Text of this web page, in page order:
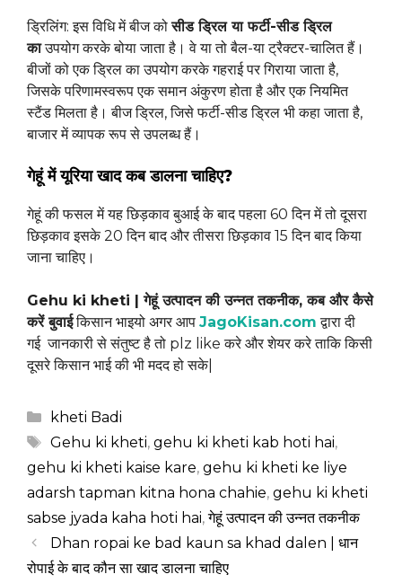
ड्रिलिंग: इस विधि में बीज कोसीड ड्रिल या फर्टी-सीड ड्रिल
काउपयोग करके बोया जाता है। वे या तो बैल-या ट्रैक्टर-चालित हैं।
बीजों को एक ड्रिल का उपयोग करके गहराई पर गिराया जाता है,
जिसके परिणामस्वरूप एक समान अंकुरण होता है और एक नियमित
स्टैंड मिलता है। बीज ड्रिल, जिसे फर्टी-सीड ड्रिल भी कहा जाता है,
बाजार में व्यापक रूप से उपलब्ध हैं।
गेहूं में यूरिया खाद कब डालना चाहिए?
गेहूं की फसल में यह छिड़काव बुआई के बाद पहला 60 दिन में तो दूसरा
छिड़काव इसके 20 दिन बाद और तीसरा छिड़काव 15 दिन बाद किया
जाना चाहिए।
Gehu ki kheti | गेहूं उत्पादन की उन्नत तकनीक, कब और कैसे
करें बुवाईकिसान भाइयो अगर आप JagoKisan.com द्वारा दी
गई जानकारी से संतुष्ट है तो plz like करे और शेयर करे ताकि किसी
दूसरे किसान भाई की भी मदद हो सके|
Categories
kheti Badi
Tags
Gehu ki kheti, gehu ki kheti kab hoti hai,
gehu ki kheti kaise kare, gehu ki kheti ke liye
adarsh tapman kitna hona chahie, gehu ki kheti
sabse jyada kaha hoti hai,गेहूं उत्पादन की उन्नत तकनीक
Dhan ropai ke bad kaun sa khad dalen | धान
रोपाई के बाद कौन सा खाद डालना चाहिए